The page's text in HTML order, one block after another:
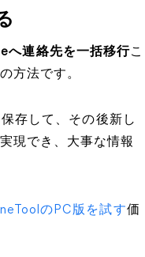
へ連絡先を一括移行こ
方法です。
存して、その後新し
現でき、大事な情報
のPC版を試す価